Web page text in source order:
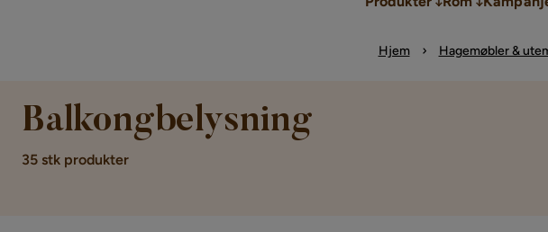
Hjem Hagemøbler &
Balkongbelysning
35 stk produkter